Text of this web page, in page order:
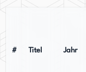
# Titel Jahr